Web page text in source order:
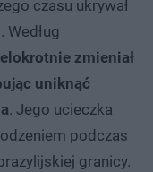
czasu ukrywał
zmieniał
uniknąć
. Jego ucieczka
podczas
granicy.